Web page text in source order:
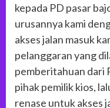
kepada PD pasar
urusannya kami
akses jalan masuk
pelanggaran yang
pemberitahuan dari
pihak pemilik kios,
renase untuk akses